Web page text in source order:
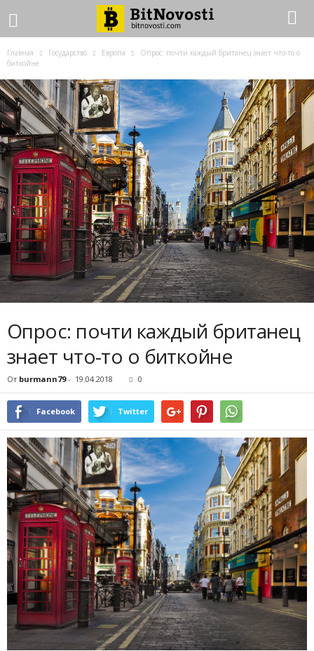
Главная Государство Европа
Опрос: почти каждый британец знает что-то о
биткойне
Опрос: почти каждый британец
знает что-то о биткойне
От burmann79- 19.04.2018 0
Facebook Twitter